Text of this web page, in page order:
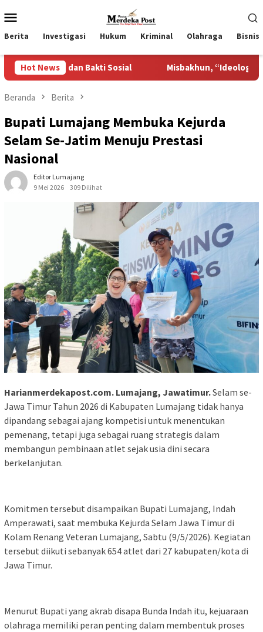
ke
kontenMobile
Berita Investigasi Hukum Kriminal Olahraga Bisnis
Hot News
Bakti Sosial Misbakhun, “Ideologi Kekaryaan
Beranda Berita
Bupati Lumajang Membuka Kejurda
Selam Se-Jatim Menuju Prestasi
Nasional
Editor Lumajang
9 Mei 2026
309 Dilihat
Harianmerdekapost.com. Lumajang, Jawatimur.Selam se-
Jawa Timur Tahun 2026 di Kabupaten Lumajang tidak hanya
dipandang sebagai ajang kompetisi untuk menentukan
pemenang, tetapi juga sebagai ruang strategis dalam
membangun pembinaan atlet sejak usia dini secara
berkelanjutan.
Komitmen tersebut disampaikan Bupati Lumajang, Indah
Amperawati, saat membuka Kejurda Selam Jawa Timur di
Kolam Renang Veteran Lumajang, Sabtu (9/5/2026). Kegiatan
tersebut diikuti sebanyak 654 atlet dari 27 kabupaten/kota di
Jawa Timur.
Menurut Bupati yang akrab disapa Bunda Indah itu, kejuaraan
olahraga memiliki peran penting dalam membentuk proses